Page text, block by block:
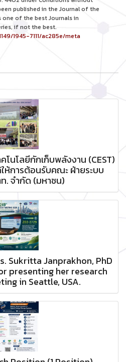
published in the Journal of the
one of the best Journals in
if not the best.
1945-7111/ac285e/meta
โนโลยีกักเก็บพลังงาน (CEST)
ห้การต้อนรับคณะ ฝ่ายระบบ
. จำกัด (มหาชน)
Sukritta Janprakhon, PhD
presenting her research
in Seattle, USA.